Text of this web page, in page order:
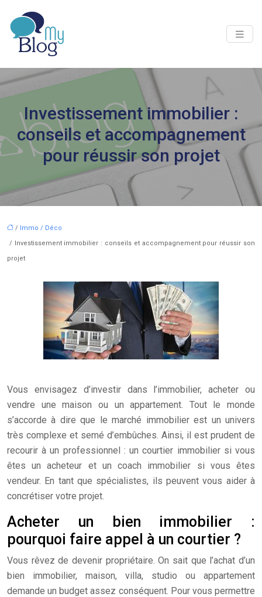
Investissement immobilier :
conseils et accompagnement
pour réussir son projet
/ Immo / Déco
/ Investissement immobilier : conseils et accompagnement pour réussir son
projet
Vous envisagez d’investir dans l’immobilier, acheter ou
vendre une maison ou un appartement. Tout le monde
s’accorde à dire que le marché immobilier est un univers
très complexe et semé d’embûches. Ainsi, il est prudent de
recourir à un professionnel : un courtier immobilier si vous
êtes un acheteur et un coach immobilier si vous êtes
vendeur. En tant que spécialistes, ils peuvent vous aider à
concrétiser votre projet.
Acheter un bien immobilier :
pourquoi faire appel à un courtier ?
Vous rêvez de devenir propriétaire. On sait que l’achat d’un
bien immobilier, maison, villa, studio ou appartement
demande un budget assez conséquent. Pour vous permettre